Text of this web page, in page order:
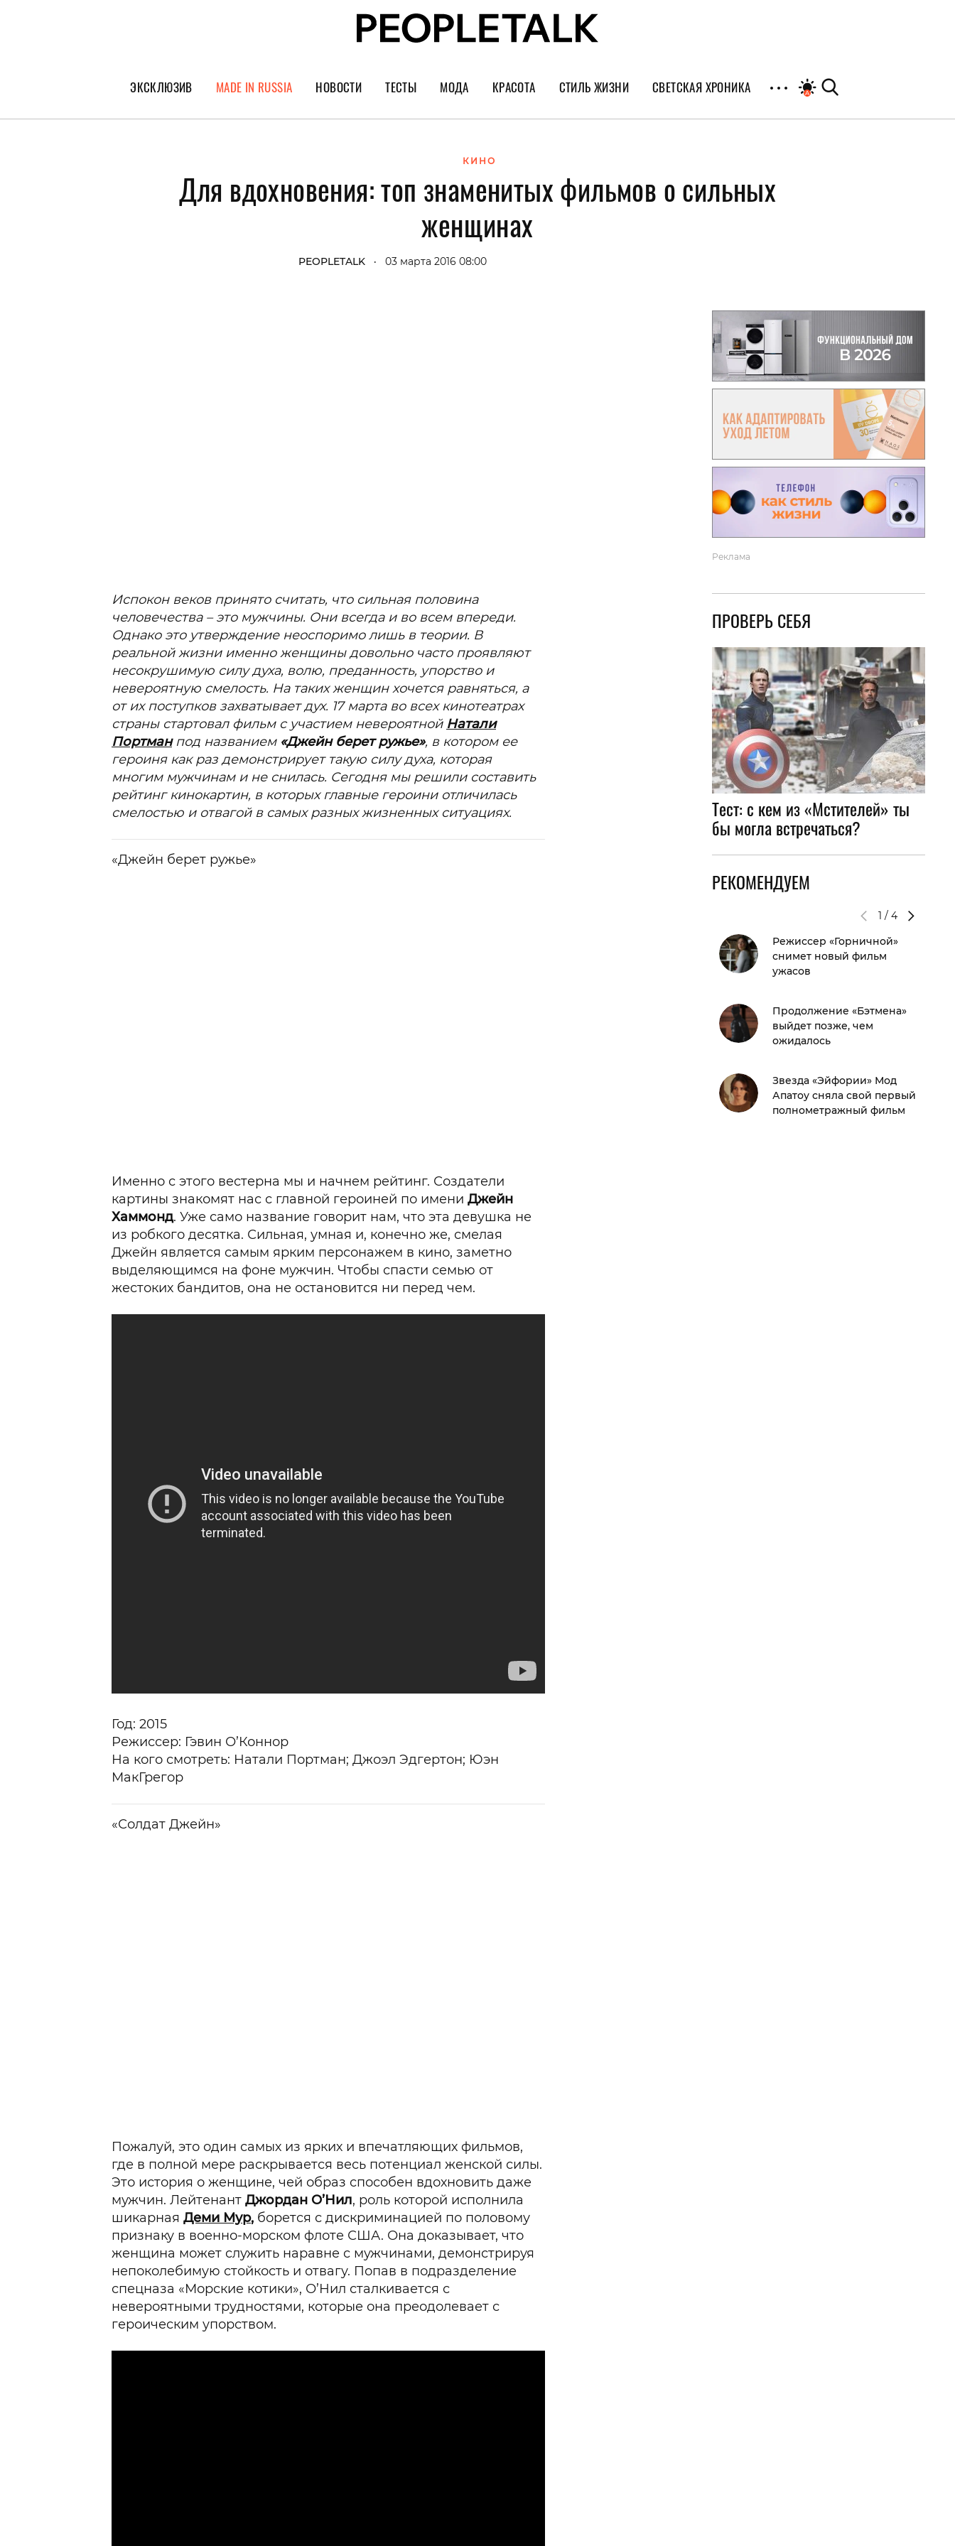
ЭКСКЛЮЗИВ
ГЕРОИ PEOPLETALK
ИНТЕРВЬЮ
ПОКОЛЕНИЕ
MADE IN RUSSIA НОВОСТИ ТЕСТЫ МОДА
Тренды
Украшения и часы
КРАСОТА
Уход за лицом
Парфюм
Спорт
СТИЛЬ ЖИЗНИ
Культура
Еда и рестораны
Путешествия
СВЕТСКАЯ ХРОНИКА
КИНО
Для вдохновения: топ знаменитых фильмов о сильных
женщинах
PEOPLETALK • 03 марта 2016 08:00
Испокон веков принято считать, что сильная половина
человечества – это мужчины. Они всегда и во всем впереди.
Однако это утверждение неоспоримо лишь в теории. В
реальной жизни именно женщины довольно часто проявляют
несокрушимую силу духа, волю, преданность, упорство и
невероятную смелость. На таких женщин хочется равняться, а
от их поступков захватывает дух. 17 марта во всех кинотеатрах
страны стартовал фильм с участием невероятной Натали
Портманпод названием «Джейн берет ружье», в котором ее
героиня как раз демонстрирует такую силу духа, которая
многим мужчинам и не снилась. Сегодня мы решили составить
рейтинг кинокартин, в которых главные героини отличилась
смелостью и отвагой в самых разных жизненных ситуациях.
«Джейн берет ружье»
Именно с этого вестерна мы и начнем рейтинг. Создатели
картины знакомят нас с главной героиней по имени Джейн
Хаммонд. Уже само название говорит нам, что эта девушка не
из робкого десятка. Сильная, умная и, конечно же, смелая
Джейн является самым ярким персонажем в кино, заметно
выделяющимся на фоне мужчин. Чтобы спасти семью от
жестоких бандитов, она не остановится ни перед чем.
Год: 2015
Режиссер: Гэвин О’Коннор
На кого смотреть: Натали Портман; Джоэл Эдгертон; Юэн
МакГрегор
«Солдат Джейн»
Пожалуй, это один самых из ярких и впечатляющих фильмов,
где в полной мере раскрывается весь потенциал женской силы.
Это история о женщине, чей образ способен вдохновить даже
мужчин. Лейтенант Джордан О’Нил, роль которой исполнила
шикарная Деми Мур, борется с дискриминацией по половому
признаку в военно-морском флоте США. Она доказывает, что
женщина может служить наравне с мужчинами, демонстрируя
непоколебимую стойкость и отвагу. Попав в подразделение
спецназа «Морские котики», О’Нил сталкивается с
невероятными трудностями, которые она преодолевает с
героическим упорством.
Реклама
ПРОВЕРЬ СЕБЯ
Тест: с кем из «Мстителей» ты
бы могла встречаться?
РЕКОМЕНДУЕМ
1 / 4
Режиссер «Горничной»
снимет новый фильм
ужасов
Продолжение «Бэтмена»
выйдет позже, чем
ожидалось
Звезда «Эйфории» Мод
Апатоу сняла свой первый
полнометражный фильм